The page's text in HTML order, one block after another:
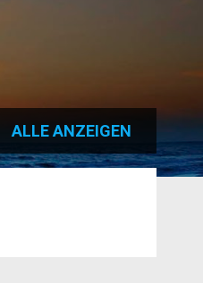
DISCLAIMER
ALLE ANZEIGEN